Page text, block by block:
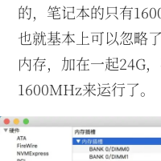
的，笔记本的只有
也就基本上可以忽略
内存，加在一起24G
1600MHz来运行了。